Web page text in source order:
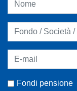
Fondi pensione